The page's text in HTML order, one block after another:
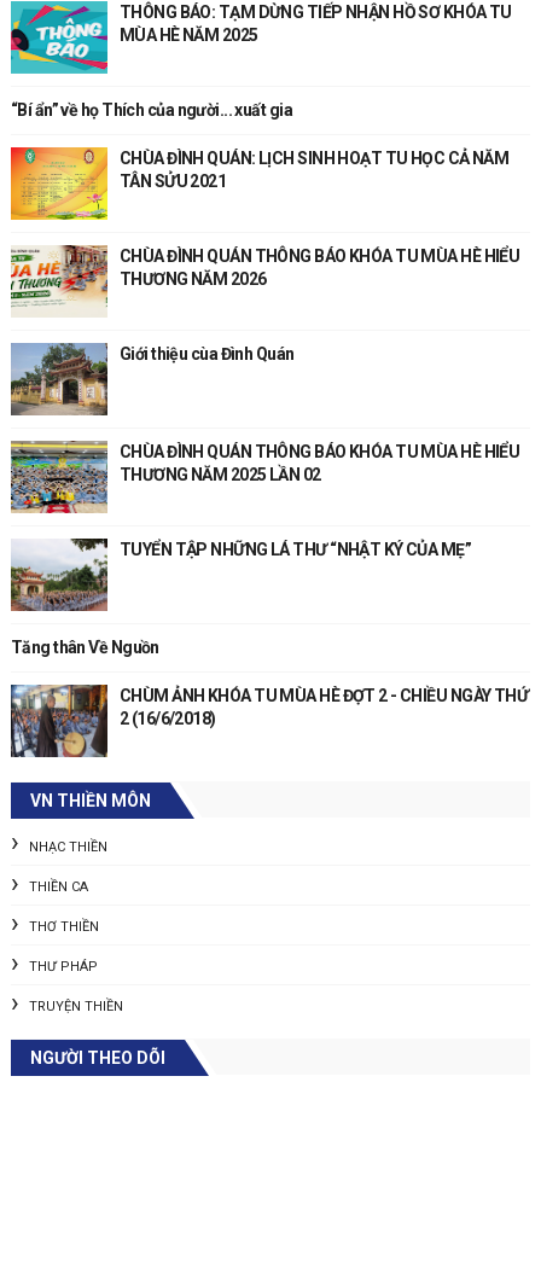
THÔNG BÁO: TẠM DỪNG TIẾP NHẬN HỒ SƠ KHÓA TU
MÙA HÈ NĂM 2025
“Bí ẩn” về họ Thích của người... xuất gia
CHÙA ĐÌNH QUÁN: LỊCH SINH HOẠT TU HỌC CẢ NĂM
TÂN SỬU 2021
CHÙA ĐÌNH QUÁN THÔNG BÁO KHÓA TU MÙA HÈ HIỂU
THƯƠNG NĂM 2026
Giới thiệu cùa Đình Quán
CHÙA ĐÌNH QUÁN THÔNG BÁO KHÓA TU MÙA HÈ HIỂU
THƯƠNG NĂM 2025 LẦN 02
TUYỂN TẬP NHỮNG LÁ THƯ “NHẬT KÝ CỦA MẸ”
Tăng thân Về Nguồn
CHÙM ẢNH KHÓA TU MÙA HÈ ĐỢT 2 - CHIỀU NGÀY THỨ
2 (16/6/2018)
VN THIỀN MÔN
NHẠC THIỀN
THIỀN CA
THƠ THIỀN
THƯ PHÁP
TRUYỆN THIỀN
NGƯỜI THEO DÕI